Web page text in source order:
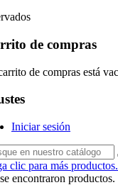
de compras
de compras está
Iniciar sesión
clic para más productos.
encontraron productos.